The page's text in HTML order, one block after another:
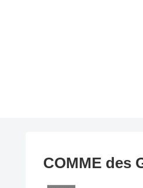
COMME des